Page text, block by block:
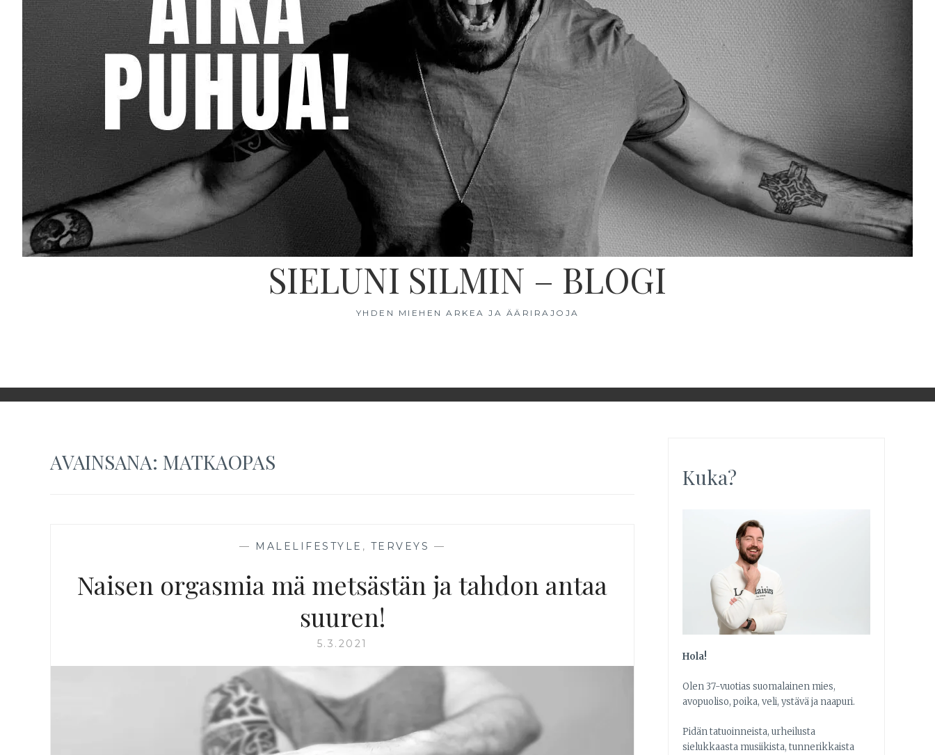
SIELUNI SILMIN – BLOGI
YHDEN MIEHEN ARKEA JA ÄÄRIRAJOJA
AVAINSANA: MATKAOPAS
— MALELIFESTYLE , TERVEYS —
Naisen orgasmia mä metsästän ja tahdon antaa
suuren!
5.3.2021
Kuka?
Hola!
Olen 37-vuotias suomalainen mies,
avopuoliso, poika, veli, ystävä ja naapuri.
Pidän tatuoinneista, urheilusta
sielukkaasta musiikista, tunnerikkaista